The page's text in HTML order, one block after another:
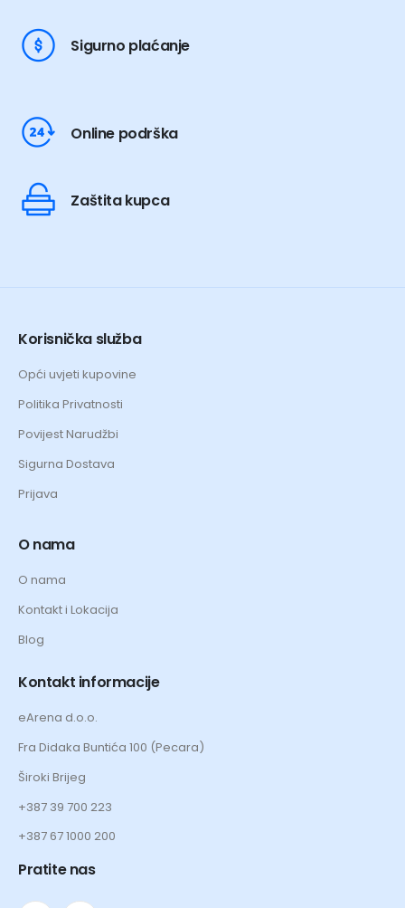
Sigurno plaćanje
Online podrška
Zaštita kupca
Korisnička služba
Opći uvjeti kupovine
Politika Privatnosti
Povijest Narudžbi
Sigurna Dostava
Prijava
O nama
O nama
Kontakt i Lokacija
Blog
Kontakt informacije
eArena d.o.o.
Fra Didaka Buntića 100 (Pecara)
Široki Brijeg
+387 39 700 223
+387 67 1000 200
Pratite nas